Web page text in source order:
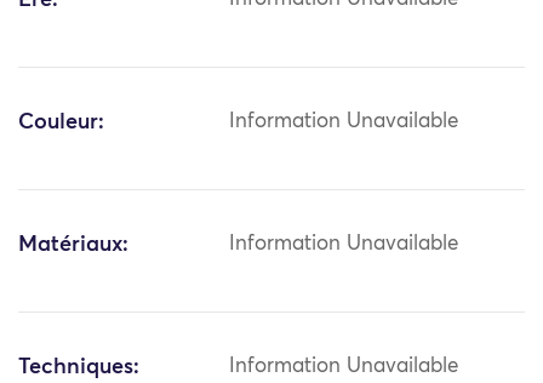
Couleur: Information Unavailable
Matériaux: Information Unavailable
Techniques: Information Unavailable